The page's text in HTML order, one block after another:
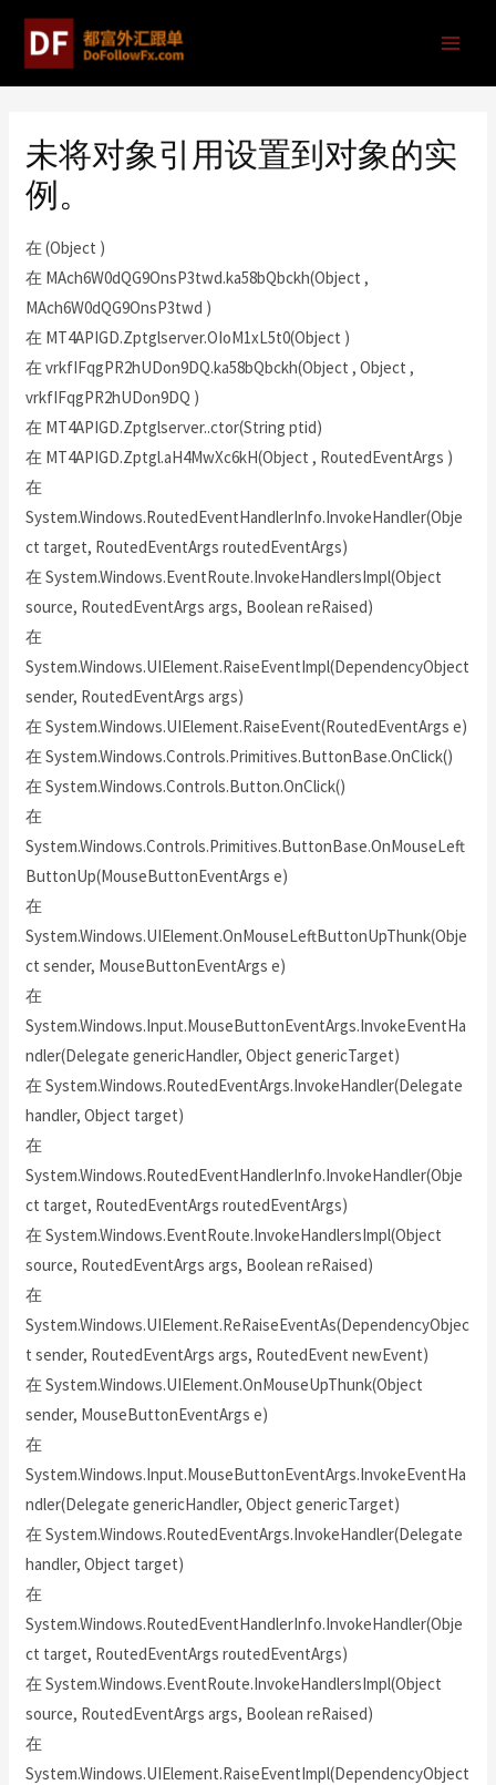
未将对象引用设置到对象的实
例。
在 (Object )
在 MAch6W0dQG9OnsP3twd.ka58bQbckh(Object ,
MAch6W0dQG9OnsP3twd )
在 MT4APIGD.Zptglserver.OIoM1xL5t0(Object )
在 vrkfIFqgPR2hUDon9DQ.ka58bQbckh(Object , Object ,
vrkfIFqgPR2hUDon9DQ )
在 MT4APIGD.Zptglserver..ctor(String ptid)
在 MT4APIGD.Zptgl.aH4MwXc6kH(Object , RoutedEventArgs )
在
System.Windows.RoutedEventHandlerInfo.InvokeHandler(Obje
ct target, RoutedEventArgs routedEventArgs)
在 System.Windows.EventRoute.InvokeHandlersImpl(Object
source, RoutedEventArgs args, Boolean reRaised)
在
System.Windows.UIElement.RaiseEventImpl(DependencyObject
sender, RoutedEventArgs args)
在 System.Windows.UIElement.RaiseEvent(RoutedEventArgs e)
在 System.Windows.Controls.Primitives.ButtonBase.OnClick()
在 System.Windows.Controls.Button.OnClick()
在
System.Windows.Controls.Primitives.ButtonBase.OnMouseLeft
ButtonUp(MouseButtonEventArgs e)
在
System.Windows.UIElement.OnMouseLeftButtonUpThunk(Obje
ct sender, MouseButtonEventArgs e)
在
System.Windows.Input.MouseButtonEventArgs.InvokeEventHa
ndler(Delegate genericHandler, Object genericTarget)
在 System.Windows.RoutedEventArgs.InvokeHandler(Delegate
handler, Object target)
在
System.Windows.RoutedEventHandlerInfo.InvokeHandler(Obje
ct target, RoutedEventArgs routedEventArgs)
在 System.Windows.EventRoute.InvokeHandlersImpl(Object
source, RoutedEventArgs args, Boolean reRaised)
在
System.Windows.UIElement.ReRaiseEventAs(DependencyObjec
t sender, RoutedEventArgs args, RoutedEvent newEvent)
在 System.Windows.UIElement.OnMouseUpThunk(Object
sender, MouseButtonEventArgs e)
在
System.Windows.Input.MouseButtonEventArgs.InvokeEventHa
ndler(Delegate genericHandler, Object genericTarget)
在 System.Windows.RoutedEventArgs.InvokeHandler(Delegate
handler, Object target)
在
System.Windows.RoutedEventHandlerInfo.InvokeHandler(Obje
ct target, RoutedEventArgs routedEventArgs)
在 System.Windows.EventRoute.InvokeHandlersImpl(Object
source, RoutedEventArgs args, Boolean reRaised)
在
System.Windows.UIElement.RaiseEventImpl(DependencyObject